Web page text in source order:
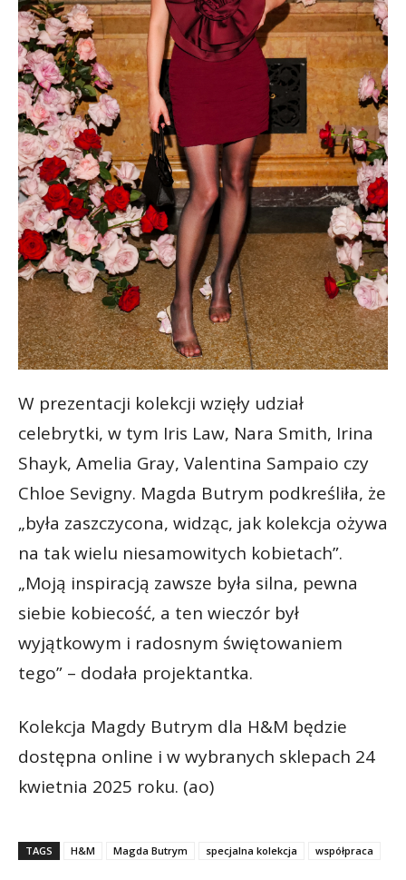
W prezentacji kolekcji wzięły udział
celebrytki, w tym Iris Law, Nara Smith, Irina
Shayk, Amelia Gray, Valentina Sampaio czy
Chloe Sevigny. Magda Butrym podkreśliła, że
„była zaszczycona, widząc, jak kolekcja ożywa
na tak wielu niesamowitych kobietach”.
„Moją inspiracją zawsze była silna, pewna
siebie kobiecość, a ten wieczór był
wyjątkowym i radosnym świętowaniem
tego” – dodała projektantka.
Kolekcja Magdy Butrym dla H&M będzie
dostępna online i w wybranych sklepach 24
kwietnia 2025 roku. (ao)
TAGS H&M Magda Butrym specjalna kolekcja współpraca